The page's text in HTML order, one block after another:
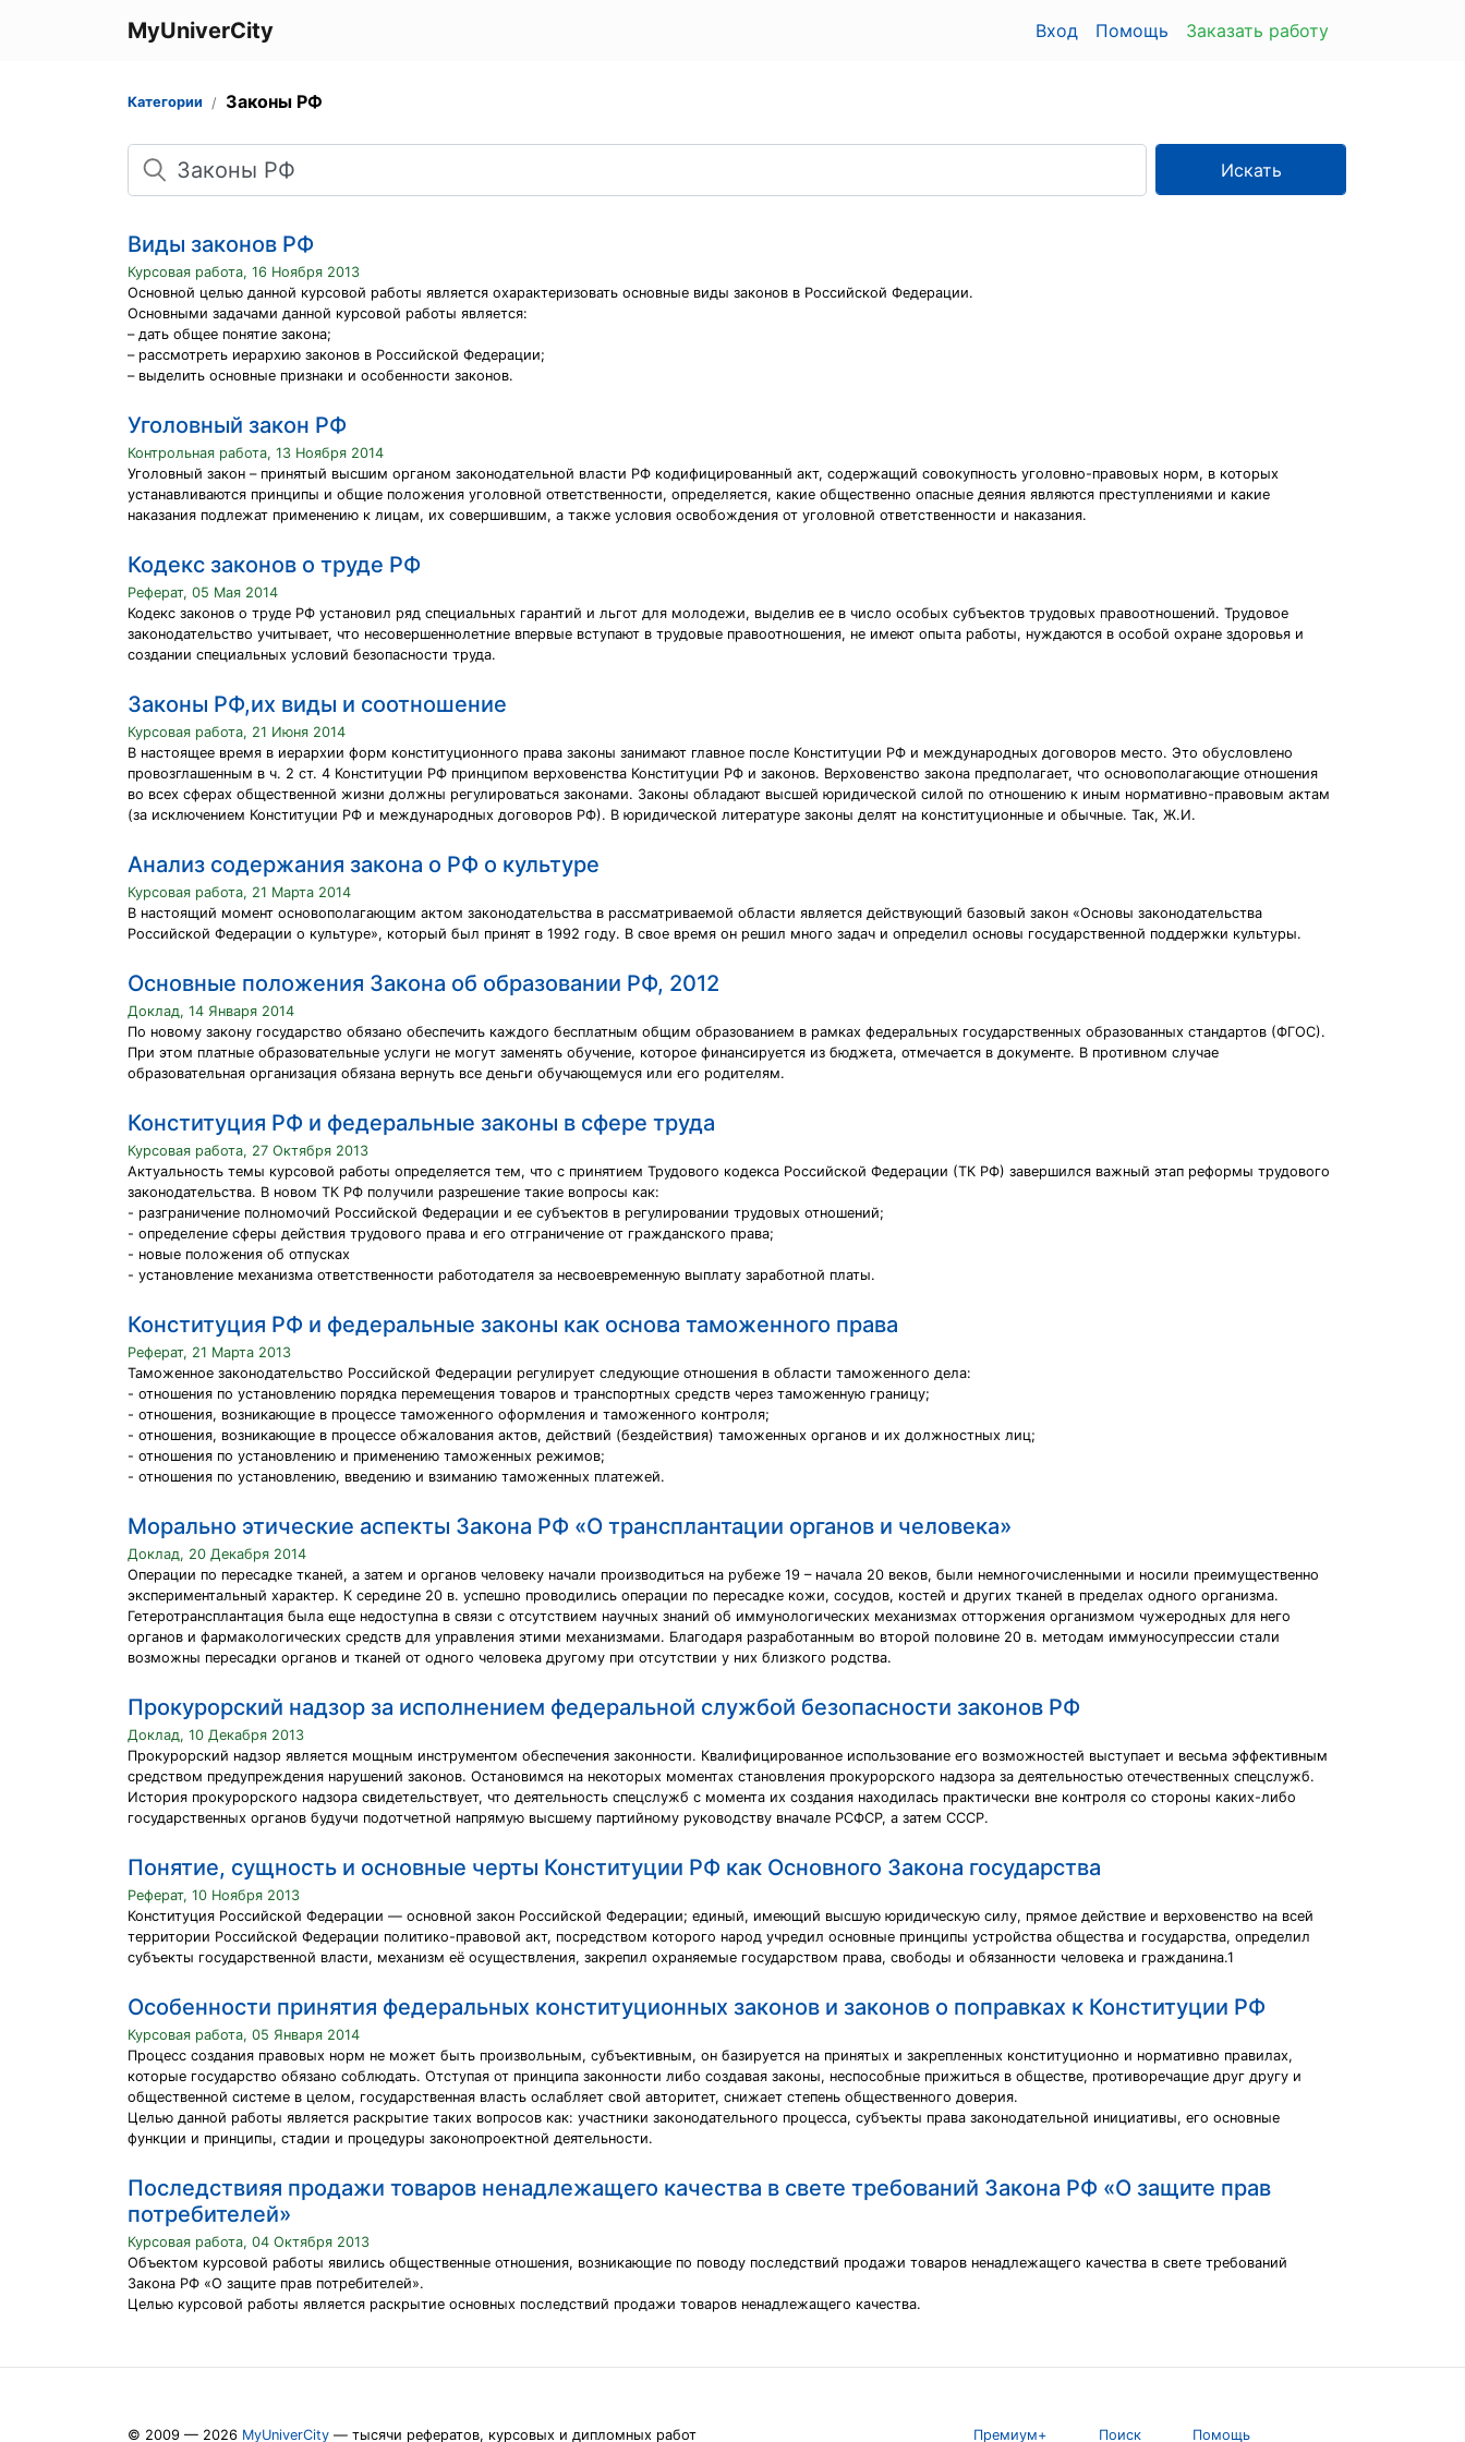
MyUniverCity Вход Помощь Заказать работу
Категории Законы РФ
Поиск
Искать
Виды законов РФ
Курсовая работа, 16 Ноября 2013
Основной целью данной курсовой работы является охарактеризовать основные виды законов в Российской Федерации.
Основными задачами данной курсовой работы является:
– дать общее понятие закона;
– рассмотреть иерархию законов в Российской Федерации;
– выделить основные признаки и особенности законов.
Уголовный закон РФ
Контрольная работа, 13 Ноября 2014
Уголовный закон – принятый высшим органом законодательной власти РФ кодифицированный акт, содержащий совокупность уголовно-правовых норм, в которых
устанавливаются принципы и общие положения уголовной ответственности, определяется, какие общественно опасные деяния являются преступлениями и какие
наказания подлежат применению к лицам, их совершившим, а также условия освобождения от уголовной ответственности и наказания.
Кодекс законов о труде РФ
Реферат, 05 Мая 2014
Кодекс законов о труде РФ установил ряд специальных гарантий и льгот для молодежи, выделив ее в число особых субъектов трудовых правоотношений. Трудовое
законодательство учитывает, что несовершеннолетние впервые вступают в трудовые правоотношения, не имеют опыта работы, нуждаются в особой охране здоровья и
создании специальных условий безопасности труда.
Законы РФ,их виды и соотношение
Курсовая работа, 21 Июня 2014
В настоящее время в иерархии форм конституционного права законы занимают главное после Конституции РФ и международных договоров место. Это обусловлено
провозглашенным в ч. 2 ст. 4 Конституции РФ принципом верховенства Конституции РФ и законов. Верховенство закона предполагает, что основополагающие отношения
во всех сферах общественной жизни должны регулироваться законами. Законы обладают высшей юридической силой по отношению к иным нормативно-правовым актам
(за исключением Конституции РФ и международных договоров РФ). В юридической литературе законы делят на конституционные и обычные. Так, Ж.И.
Анализ содержания закона о РФ о культуре
Курсовая работа, 21 Марта 2014
В настоящий момент основополагающим актом законодательства в рассматриваемой области является действующий базовый закон «Основы законодательства
Российской Федерации о культуре», который был принят в 1992 году. В свое время он решил много задач и определил основы государственной поддержки культуры.
Основные положения Закона об образовании РФ, 2012
Доклад, 14 Января 2014
По новому закону государство обязано обеспечить каждого бесплатным общим образованием в рамках федеральных государственных образованных стандартов (ФГОС).
При этом платные образовательные услуги не могут заменять обучение, которое финансируется из бюджета, отмечается в документе. В противном случае
образовательная организация обязана вернуть все деньги обучающемуся или его родителям.
Конституция РФ и федеральные законы в сфере труда
Курсовая работа, 27 Октября 2013
Актуальность темы курсовой работы определяется тем, что с принятием Трудового кодекса Российской Федерации (ТК РФ) завершился важный этап реформы трудового
законодательства. В новом ТК РФ получили разрешение такие вопросы как:
- разграничение полномочий Российской Федерации и ее субъектов в регулировании трудовых отношений;
- определение сферы действия трудового права и его отграничение от гражданского права;
- новые положения об отпусках
- установление механизма ответственности работодателя за несвоевременную выплату заработной платы.
Конституция РФ и федеральные законы как основа таможенного права
Реферат, 21 Марта 2013
Таможенное законодательство Российской Федерации регулирует следующие отношения в области таможенного дела:
- отношения по установлению порядка перемещения товаров и транспортных средств через таможенную границу;
- отношения, возникающие в процессе таможенного оформления и таможенного контроля;
- отношения, возникающие в процессе обжалования актов, действий (бездействия) таможенных органов и их должностных лиц;
- отношения по установлению и применению таможенных режимов;
- отношения по установлению, введению и взиманию таможенных платежей.
Морально этические аспекты Закона РФ «О трансплантации органов и человека»
Доклад, 20 Декабря 2014
Операции по пересадке тканей, а затем и органов человеку начали производиться на рубеже 19 – начала 20 веков, были немногочисленными и носили преимущественно
экспериментальный характер. К середине 20 в. успешно проводились операции по пересадке кожи, сосудов, костей и других тканей в пределах одного организма.
Гетеротрансплантация была еще недоступна в связи с отсутствием научных знаний об иммунологических механизмах отторжения организмом чужеродных для него
органов и фармакологических средств для управления этими механизмами. Благодаря разработанным во второй половине 20 в. методам иммуносупрессии стали
возможны пересадки органов и тканей от одного человека другому при отсутствии у них близкого родства.
Прокурорский надзор за исполнением федеральной службой безопасности законов РФ
Доклад, 10 Декабря 2013
Прокурорский надзор является мощным инструментом обеспечения законности. Квалифицированное использование его возможностей выступает и весьма эффективным
средством предупреждения нарушений законов. Остановимся на некоторых моментах становления прокурорского надзора за деятельностью отечественных спецслужб.
История прокурорского надзора свидетельствует, что деятельность спецслужб с момента их создания находилась практически вне контроля со стороны каких-либо
государственных органов будучи подотчетной напрямую высшему партийному руководству вначале РСФСР, а затем СССР.
Понятие, сущность и основные черты Конституции РФ как Основного Закона государства
Реферат, 10 Ноября 2013
Конституция Российской Федерации — основной закон Российской Федерации; единый, имеющий высшую юридическую силу, прямое действие и верховенство на всей
территории Российской Федерации политико-правовой акт, посредством которого народ учредил основные принципы устройства общества и государства, определил
субъекты государственной власти, механизм её осуществления, закрепил охраняемые государством права, свободы и обязанности человека и гражданина.1
Особенности принятия федеральных конституционных законов и законов о поправках к Конституции РФ
Курсовая работа, 05 Января 2014
Процесс создания правовых норм не может быть произвольным, субъективным, он базируется на принятых и закрепленных конституционно и нормативно правилах,
которые государство обязано соблюдать. Отступая от принципа законности либо создавая законы, неспособные прижиться в обществе, противоречащие друг другу и
общественной системе в целом, государственная власть ослабляет свой авторитет, снижает степень общественного доверия.
Целью данной работы является раскрытие таких вопросов как: участники законодательного процесса, субъекты права законодательной инициативы, его основные
функции и принципы, стадии и процедуры законопроектной деятельности.
Последствияя продажи товаров ненадлежащего качества в свете требований Закона РФ «О защите прав
потребителей»
Курсовая работа, 04 Октября 2013
Объектом курсовой работы явились общественные отношения, возникающие по поводу последствий продажи товаров ненадлежащего качества в свете требований
Закона РФ «О защите прав потребителей».
Целью курсовой работы является раскрытие основных последствий продажи товаров ненадлежащего качества.
© 2009 — 2026 MyUniverCity — тысячи рефератов, курсовых и дипломных работ Премиум+ Поиск Помощь